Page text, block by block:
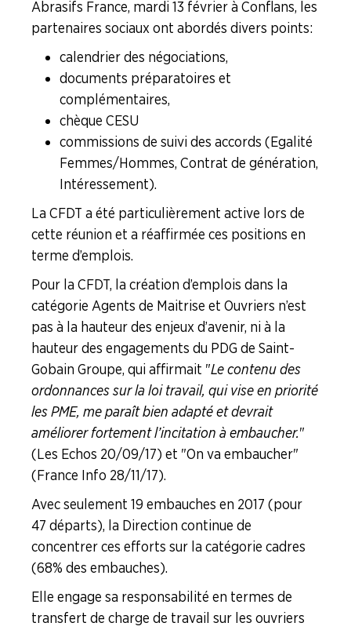
Branche Papier Carton
Branche Pétrole
Branche Plasturgie
Branche Verre
NOUS
CONNAÎTRE
BOITE
OUTILS
AGENDA
Pourquoi
adhérer ?
Abrasifs France, mardi 13 février à Conflans, les
partenaires sociaux ont abordés divers points :
calendrier des négociations,
documents préparatoires et
complémentaires,
chèque CESU
commissions de suivi des accords (Egalité
Femmes/Hommes, Contrat de génération,
Intéressement).
La CFDT a été particulièrement active lors de
cette réunion et a réaffirmée ces positions en
terme d’emplois.
Pour la CFDT, la création d’emplois dans la
catégorie Agents de Maitrise et Ouvriers n’est
pas à la hauteur des enjeux d’avenir, ni à la
hauteur des engagements du PDG de Saint-
Gobain Groupe, qui affirmait "Le contenu des
ordonnances sur la loi travail, qui vise en priorité
les PME, me paraît bien adapté et devrait
améliorer fortement l’incitation à embaucher."
(Les Echos 20/09/17) et "On va embaucher"
(France Info 28/11/17).
Avec seulement 19 embauches en 2017 (pour
47 départs), la Direction continue de
concentrer ces efforts sur la catégorie cadres
(68% des embauches).
Elle engage sa responsabilité en termes de
transfert de charge de travail sur les ouvriers